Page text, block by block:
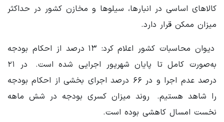
کالاهای اساسی در انبارها، سیلوها و مخازن کشور در حداکثر
میزان ممکن قرار دارد.
دیوان محاسبات کشور اعلام کرد: ۱۳ درصد از احکام بودجه
به‌صورت کامل تا پایان شهریور اجرایی شده است. در ۲۱
درصد عدم اجرا و در ۶۶ درصد اجرای بخشی از احکام بودجه
را شاهد هستیم. روند میزان کسری بودجه در شش ماهه
نخست امسال کاهشی بوده است.